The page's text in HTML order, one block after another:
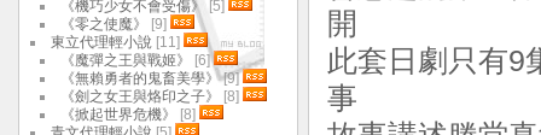
開
此套日劇只有9
事
《機巧少女不會受傷》
[5]
《零之使魔》
[9]
東立代理輕小說 [11]
《魔彈之王與戰姬》
[6]
《無賴勇者的鬼畜美學》[9]
《劍之女王與烙印之子》
[8]
《掀起世界危機》
[8]